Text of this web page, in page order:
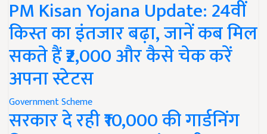
PM Kisan Yojana Update: 24वीं
किस्त का इंतजार बढ़ा, जानें कब मिल
सकते हैं ₹2,000 और कैसे चेक करें
अपना स्टेटस
Government Scheme
सरकार दे रही ₹10,000 की गार्डनिंग